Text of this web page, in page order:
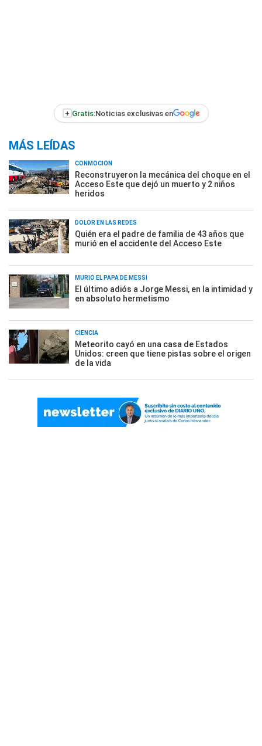
+ Gratis:Noticias exclusivas en
MÁS LEÍDAS
CONMOCIÓN
Reconstruyeron la mecánica del choque en el
Acceso Este que dejó un muerto y 2 niños
heridos
DOLOR EN LAS REDES
Quién era el padre de familia de 43 años que
murió en el accidente del Acceso Este
MURIÓ EL PAPÁ DE MESSI
El último adiós a Jorge Messi, en la intimidad y
en absoluto hermetismo
CIENCIA
Meteorito cayó en una casa de Estados
Unidos: creen que tiene pistas sobre el origen
de la vida